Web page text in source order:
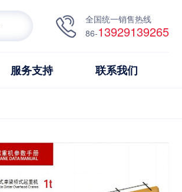
全国统一销售热线
86-13929139265
服务支持 联系我们